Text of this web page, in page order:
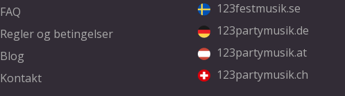
FAQ
Regler og betingelser
Blog
Kontakt
123festmusik.se
123partymusik.de
123partymusik.at
123partymusik.ch